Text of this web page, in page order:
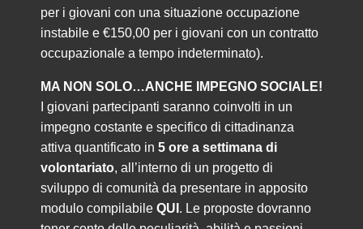
per i giovani con una situazione occupazione
instabile e €150,00 per i giovani con un contratto
occupazionale a tempo indeterminato).
MA NON SOLO…ANCHE IMPEGNO SOCIALE!
I giovani partecipanti saranno coinvolti in un
impegno costante e specifico di cittadinanza
attiva quantificato in 5 ore a settimana di
volontariato, all’interno di un progetto di
sviluppo di comunità da presentare in apposito
modulo compilabile QUI . Le proposte dovranno